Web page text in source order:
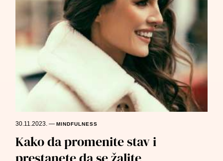
30.11.2023.—MINDFULNESS
Kako da promenite stav i